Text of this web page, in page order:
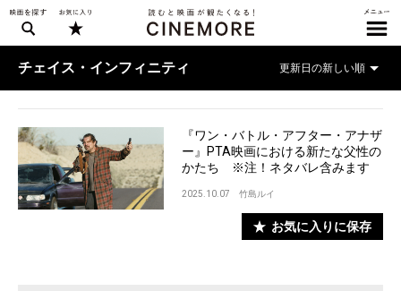
チェイス・インフィニティ
『ワン・バトル・アフター・アナザ
ー』PTA映画における新たな父性の
かたち ※注！ネタバレ含みます
2025.10.07 竹島ルイ
お気に入りに保存